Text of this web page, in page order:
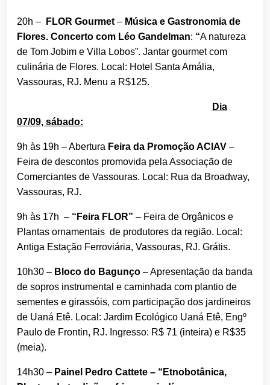
20h – FLOR Gourmet – Música e Gastronomia de
Flores. Concerto com Léo Gandelman: “A natureza
de Tom Jobim e Villa Lobos”. Jantar gourmet com
culinária de Flores. Local: Hotel Santa Amália,
Vassouras, RJ. Menu a R$125.
Dia
07/09, sábado:
9h às 19h – Abertura Feira da Promoção ACIAV –
Feira de descontos promovida pela Associação de
Comerciantes de Vassouras. Local: Rua da Broadway,
Vassouras, RJ.
9h às 17h – “Feira FLOR” – Feira de Orgânicos e
Plantas ornamentais de produtores da região. Local:
Antiga Estação Ferroviária, Vassouras, RJ. Grátis.
10h30 – Bloco do Bagunço – Apresentação da banda
de sopros instrumental e caminhada com plantio de
sementes e girassóis, com participação dos jardineiros
de Uaná Etê. Local: Jardim Ecológico Uaná Etê, Engº
Paulo de Frontin, RJ. Ingresso: R$ 71 (inteira) e R$35
(meia).
14h30 – Painel Pedro Cattete – “Etnobotânica,